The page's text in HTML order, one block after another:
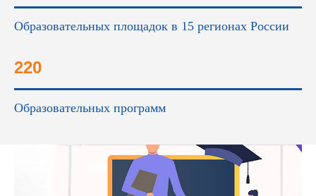
Образовательных площадок в 15 регионах России
220
Образовательных программ